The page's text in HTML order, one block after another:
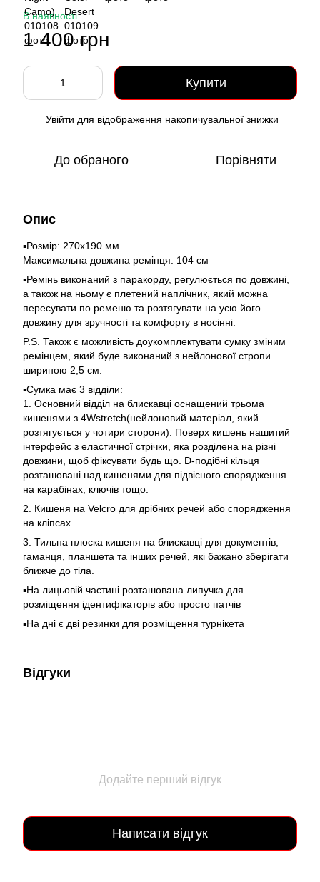
В наявності
1 400 грн
Купити
Увійти для відображення накопичувальної знижки
До обраного Порівняти
Опис
▪️Розмір: 270х190 мм
Максимальна довжина ремінця: 104 см
▪️Ремінь виконаний з паракорду, регулюється по довжині,
а також на ньому є плетений наплічник, який можна
пересувати по ременю та розтягувати на усю його
довжину для зручності та комфорту в носінні.
P.S. Також є можливість доукомплектувати сумку зміним
ремінцем, який буде виконаний з нейлонової стропи
шириною 2,5 см.
▪️Сумка має 3 відділи:
1. Основний відділ на блискавці оснащений трьома
кишенями з 4Wstretch(нейлоновий матеріал, який
розтягується у чотири сторони). Поверх кишень нашитий
інтерфейс з еластичної стрічки, яка розділена на різні
довжини, щоб фіксувати будь що. D-подібні кільця
розташовані над кишенями для підвісного спорядження
на карабінах, ключів тощо.
2. Кишеня на Velcro для дрібних речей або спорядження
на кліпсах.
3. Тильна плоска кишеня на блискавці для документів,
гаманця, планшета та інших речей, які бажано зберігати
ближче до тіла.
▪️На лицьовій частині розташована липучка для
розміщення ідентифікаторів або просто патчів
▪️На дні є дві резинки для розміщення турнікета
Відгуки
Додайте перший відгук
Написати відгук